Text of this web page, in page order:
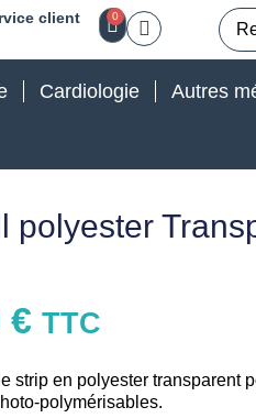
client
0
Cardiologie Autres
polyester
€ TTC
strip en polyester transparent
polymérisables.